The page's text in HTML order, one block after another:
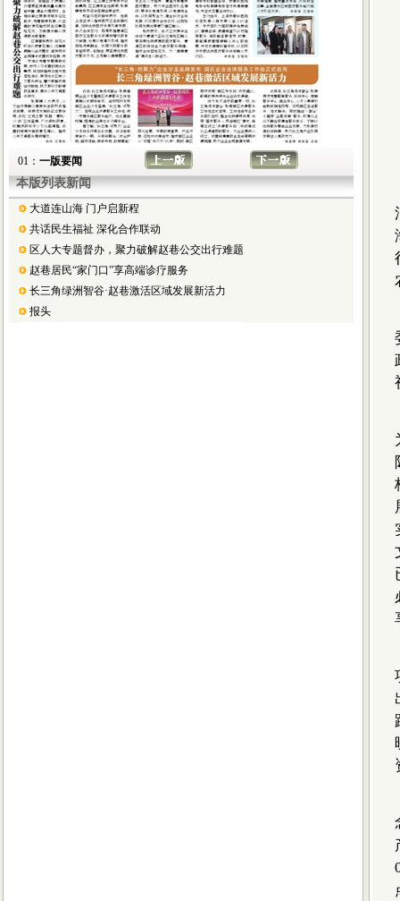
01： 一版要闻
本版列表新闻
大道连山海 门户启新程
共话民生福祉 深化合作联动
区人大专题督办，聚力破解赵巷公交出行难题
赵巷居民“家门口”享高端诊疗服务
长三角绿洲智谷·赵巷激活区域发展新活力
报头